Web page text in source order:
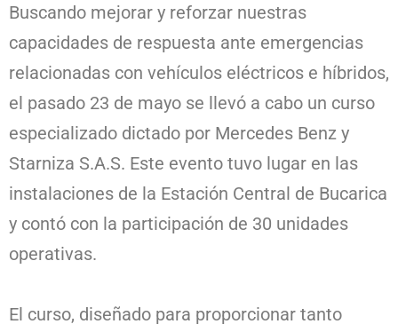
Buscando mejorar y reforzar nuestras
capacidades de respuesta ante emergencias
relacionadas con vehículos eléctricos e híbridos,
el pasado 23 de mayo se llevó a cabo un curso
especializado dictado por Mercedes Benz y
Starniza S.A.S. Este evento tuvo lugar en las
instalaciones de la Estación Central de Bucarica
y contó con la participación de 30 unidades
operativas.
El curso, diseñado para proporcionar tanto